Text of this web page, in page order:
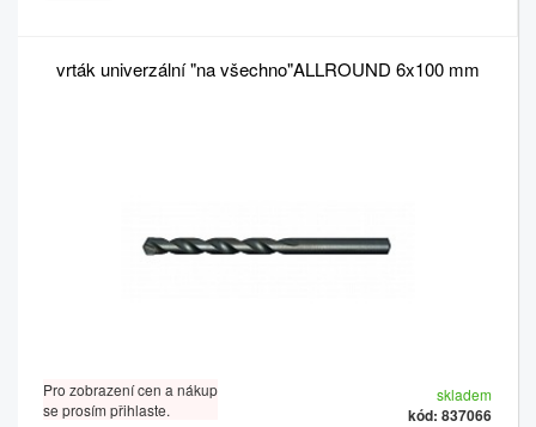
vrták univerzální "na všechno"ALLROUND 6x100 mm
Pro zobrazení cen a nákup
se prosím přihlaste.
skladem
kód: 837066